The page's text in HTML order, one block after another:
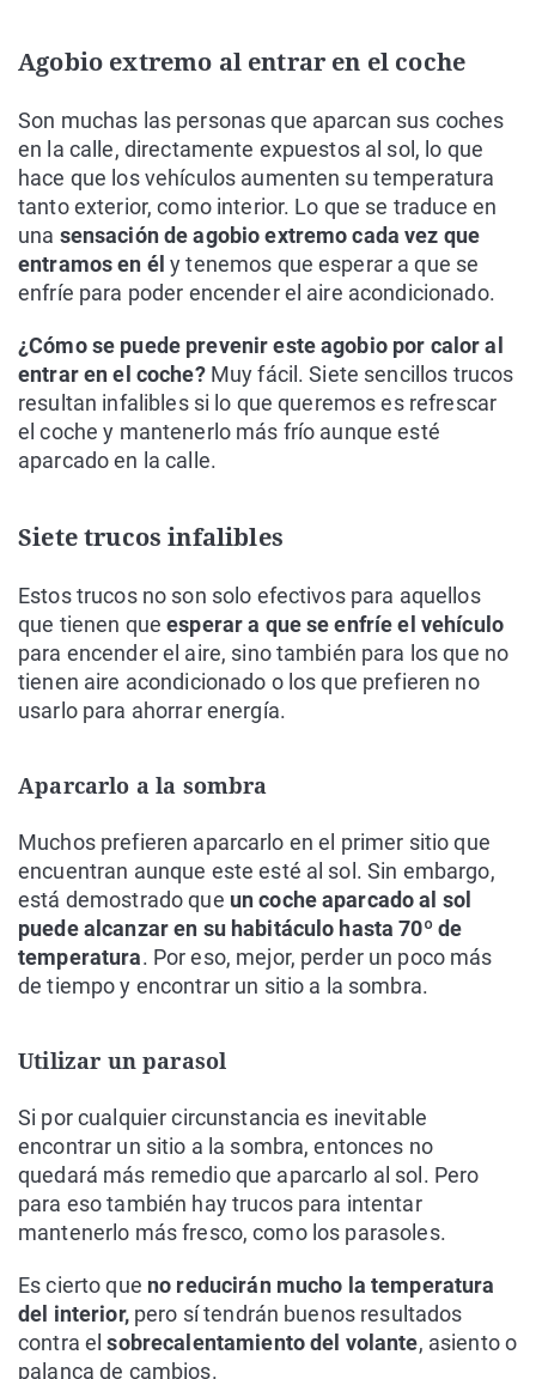
Agobio extremo al entrar en el coche
Son muchas las personas que aparcan sus coches
en la calle, directamente expuestos al sol, lo que
hace que los vehículos aumenten su temperatura
tanto exterior, como interior. Lo que se traduce en
una sensación de agobio extremo cada vez que
entramos en ély tenemos que esperar a que se
enfríe para poder encender el aire acondicionado.
¿Cómo se puede prevenir este agobio por calor al
entrar en el coche?Muy fácil. Siete sencillos trucos
resultan infalibles si lo que queremos es refrescar
el coche y mantenerlo más frío aunque esté
aparcado en la calle.
Siete trucos infalibles
Estos trucos no son solo efectivos para aquellos
que tienen queesperar a que se enfríe el vehículo
para encender el aire, sino también para los que no
tienen aire acondicionado o los que prefieren no
usarlo para ahorrar energía.
Aparcarlo a la sombra
Muchos prefieren aparcarlo en el primer sitio que
encuentran aunque este esté al sol. Sin embargo,
está demostrado que un coche aparcado al sol
puede alcanzar en su habitáculo hasta 70º de
temperatura. Por eso, mejor, perder un poco más
de tiempo y encontrar un sitio a la sombra.
Utilizar un parasol
Si por cualquier circunstancia es inevitable
encontrar un sitio a la sombra, entonces no
quedará más remedio que aparcarlo al sol. Pero
para eso también hay trucos para intentar
mantenerlo más fresco, como los parasoles.
Es cierto que no reducirán mucho la temperatura
del interior,pero sí tendrán buenos resultados
contra elsobrecalentamiento del volante, asiento o
palanca de cambios.